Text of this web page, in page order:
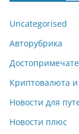
Uncategorised
Авторубрика
Криптовалюта и
Новости для
Новости плюс